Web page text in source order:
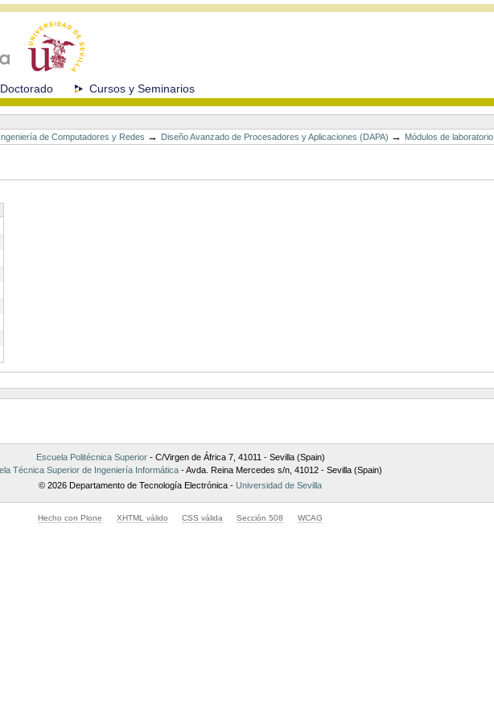
Doctorado Cursos y Seminarios
de Computadores y Redes → Diseño Avanzado de Procesadores y Aplicaciones (DAPA) → Módulos de laboratorio
Escuela Politécnica Superior- C/Virgen de África 7, 41011 - Sevilla (Spain)
Técnica Superior de Ingeniería Informática- Avda. Reina Mercedes s/n, 41012 - Sevilla (Spain)
© 2026 Departamento de Tecnología Electrónica - Universidad de Sevilla
Hecho con Plone XHTML válido CSS válida Sección 508 WCAG